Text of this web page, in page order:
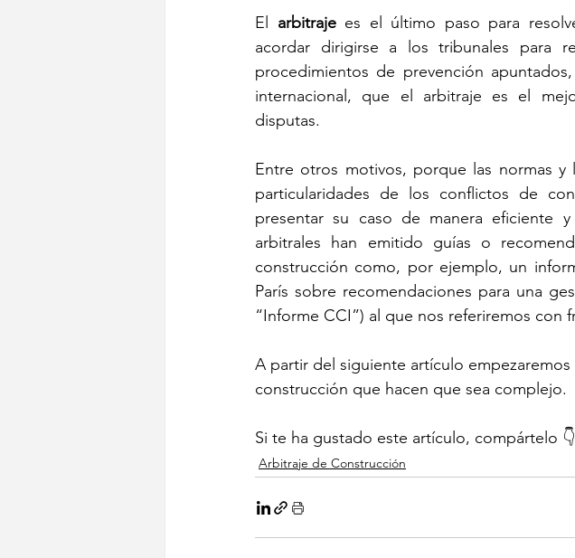
El arbitraje es el último paso para
acordar dirigirse a los tribunales para
procedimientos de prevención
internacional, que el arbitraje es el
disputas.
Entre otros motivos, porque las normas
particularidades de los conflictos de
presentar su caso de manera eficiente
arbitrales han emitido guías o
construcción como, por ejemplo, un
París sobre recomendaciones para una
“Informe CCI”) al que nos referiremos con
A partir del siguiente artículo
construcción que hacen que sea complejo.
Si te ha gustado este artículo, compártelo 👇
Arbitraje de Construcción